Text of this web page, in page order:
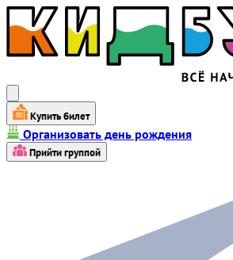
Купить билет
Организовать день рождения
Прийти группой